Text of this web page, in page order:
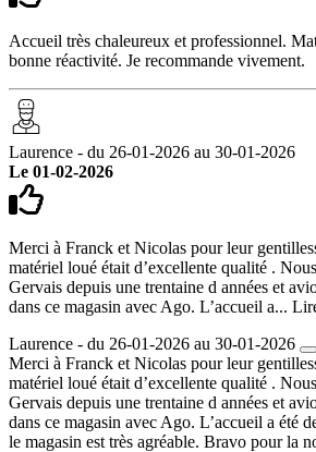
Accueil très chaleureux et professionnel.
bonne réactivité. Je recommande vivement.
Laurence - du 26-01-2026 au 30-01-2026
Le 01-02-2026
Merci à Franck et Nicolas pour leur
matériel loué était d’excellente qualité .
Gervais depuis une trentaine d années et
dans ce magasin avec Ago. L’accueil a...
Laurence - du 26-01-2026 au 30-01-2026
Merci à Franck et Nicolas pour leur
matériel loué était d’excellente qualité .
Gervais depuis une trentaine d années et
dans ce magasin avec Ago. L’accueil a été
le magasin est très agréable. Bravo pour la